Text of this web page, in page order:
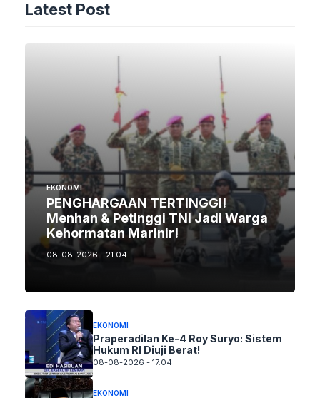
Latest Post
EKONOMI
PENGHARGAAN TERTINGGI!
Menhan & Petinggi TNI Jadi Warga
Kehormatan Marinir!
08-08-2026 - 21.04
EKONOMI
Praperadilan Ke-4 Roy Suryo: Sistem
Hukum RI Diuji Berat!
08-08-2026 - 17.04
EKONOMI